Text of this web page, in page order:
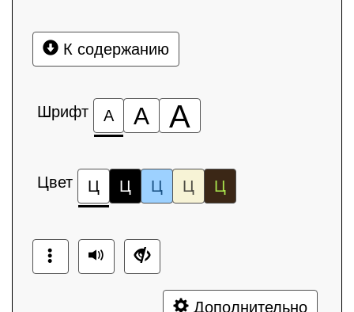
К содержанию
Шрифт А А А
Цвет Ц Ц Ц Ц Ц
Дополнительно